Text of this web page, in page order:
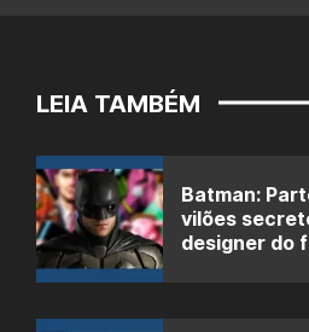
LEIA TAMBÉM
Batman:
vilões
designer do